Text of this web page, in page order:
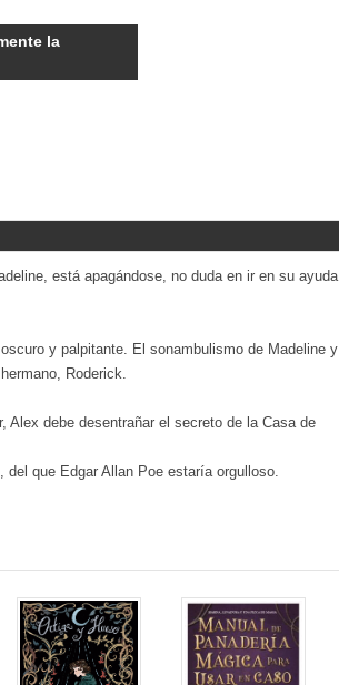
la
está apagándose, no duda en ir en su ayuda
y palpitante. El sonambulismo de Madeline y
Roderick.
Alex debe desentrañar el secreto de la Casa de
que Edgar Allan Poe estaría orgulloso.